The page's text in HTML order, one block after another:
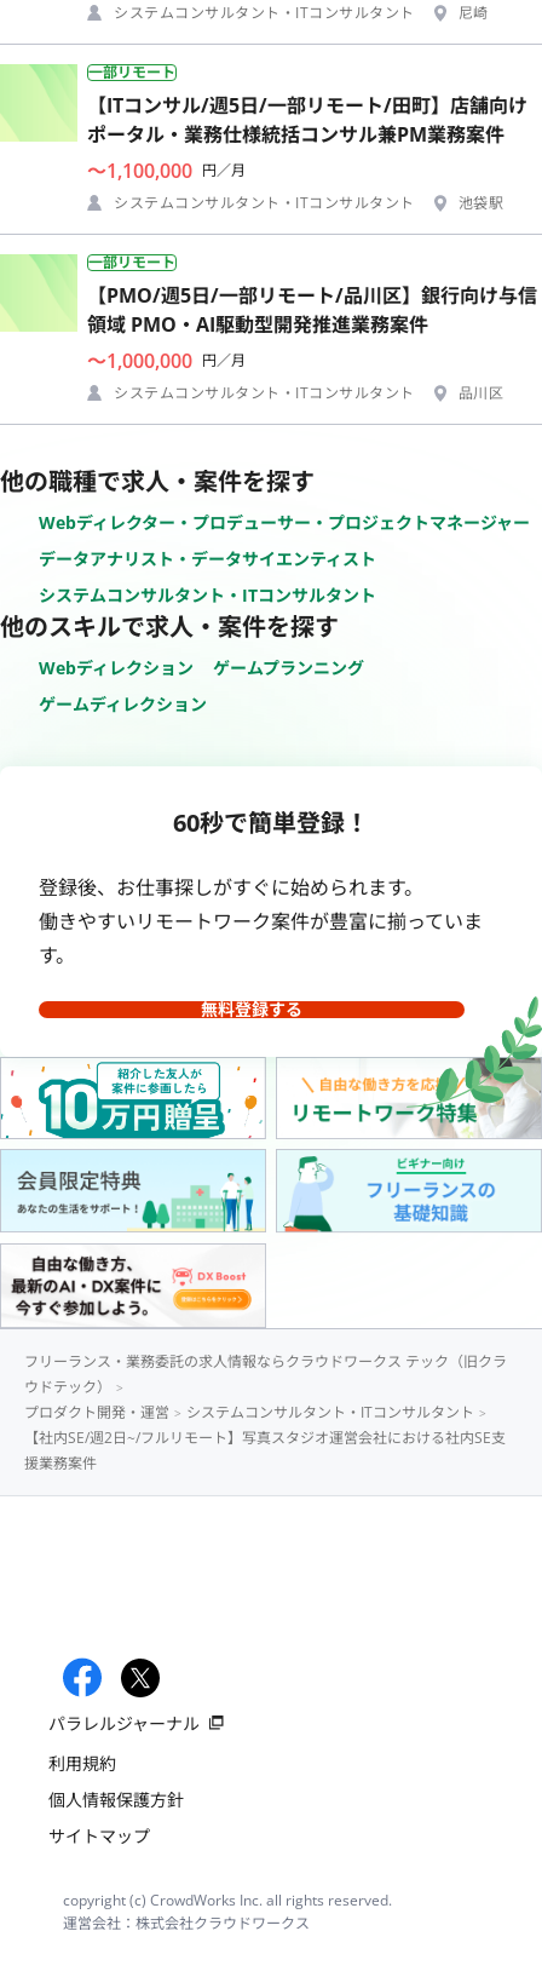
システムコンサルタント・ITコンサルタント
尼崎
一部リモート
【ITコンサル/週5日/一部リモート/田町】店舗向け
ポータル・業務仕様統括コンサル兼PM業務案件
〜1,100,000 円／月
システムコンサルタント・ITコンサルタント
池袋駅
一部リモート
【PMO/週5日/一部リモート/品川区】銀行向け与信
領域 PMO・AI駆動型開発推進業務案件
〜1,000,000 円／月
システムコンサルタント・ITコンサルタント
品川区
他の職種で求人・案件を探す
Webディレクター・プロデューサー・プロジェクトマネージャー
データアナリスト・データサイエンティスト
システムコンサルタント・ITコンサルタント
他のスキルで求人・案件を探す
Webディレクション
ゲームプランニング
ゲームディレクション
60秒で簡単登録！
登録後、お仕事探しがすぐに始められます。
働きやすいリモートワーク案件が豊富に揃っていま
す。
無料登録する
フリーランス・業務委託の求人情報ならクラウドワークス テック（旧クラ
ウドテック）
プロダクト開発・運営
システムコンサルタント・ITコンサルタント
【社内SE/週2日~/フルリモート】写真スタジオ運営会社における社内SE支
援業務案件
パラレルジャーナル
利用規約
個人情報保護方針
サイトマップ
copyright (c) CrowdWorks Inc. all rights reserved.
運営会社：株式会社クラウドワークス